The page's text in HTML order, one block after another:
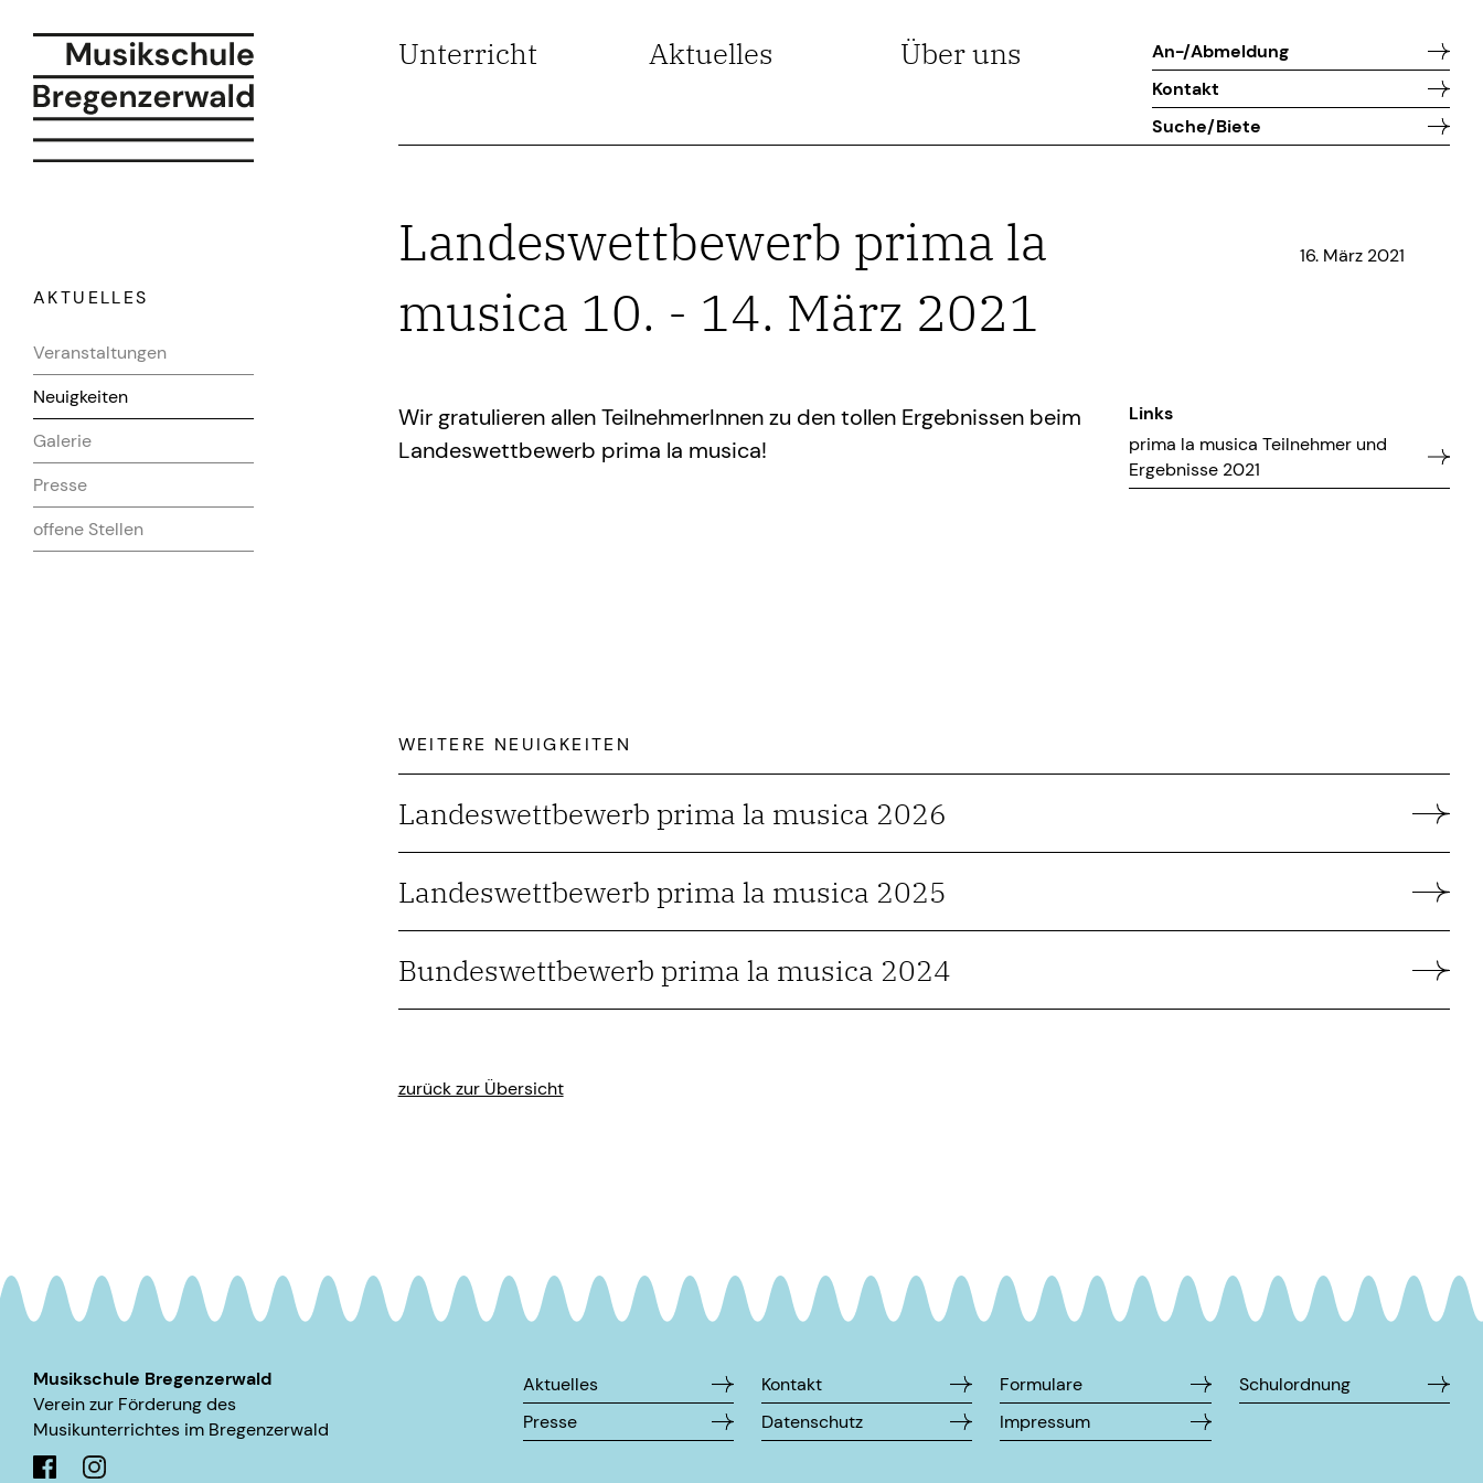
Unterricht Aktuelles Über uns
An-/Abmeldung
Kontakt
Suche/Biete
AKTUELLES
Veranstaltungen
Neuigkeiten
Galerie
Presse
offene Stellen
Landeswettbewerb prima la
musica 10. - 14. März 2021
16. März 2021
Wir gratulieren allen TeilnehmerInnen zu den tollen Ergebnissen beim
Landeswettbewerb prima la musica!
Links
prima la musica Teilnehmer und
Ergebnisse 2021
WEITERE NEUIGKEITEN
Landeswettbewerb prima la musica 2026
Landeswettbewerb prima la musica 2025
Bundeswettbewerb prima la musica 2024
zurück zur Übersicht
Musikschule Bregenzerwald
Verein zur Förderung des
Musikunterrichtes im ­Bregenzerwald
Aktuelles Kontakt Formulare
Schulordnung
Presse
Datenschutz Impressum